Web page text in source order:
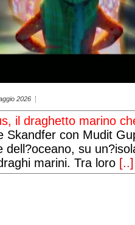
2026
il draghetto marino
Skandfer con Mudit
dell?oceano, su
marini. Tra loro [..]